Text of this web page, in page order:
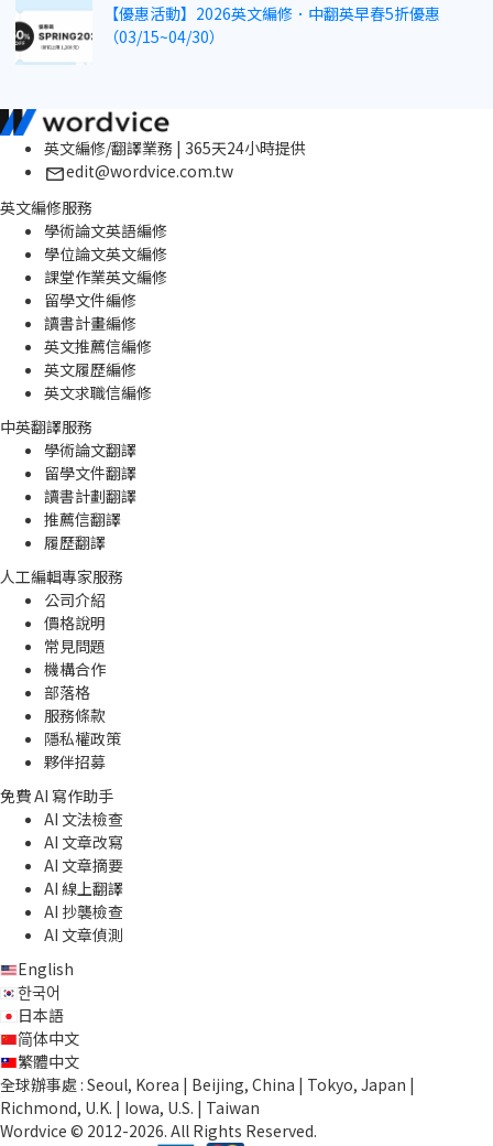
【優惠活動】2026英文編修．中翻英早春5折優惠
（03/15~04/30）
英文編修/翻譯業務 | 365天24小時提供
edit@wordvice.com.tw
英文編修服務
學術論文英語編修
學位論文英文編修
課堂作業英文編修
留學文件編修
讀書計畫編修
英文推薦信編修
英文履歷編修
英文求職信編修
中英翻譯服務
學術論文翻譯
留學文件翻譯
讀書計劃翻譯
推薦信翻譯
履歷翻譯
人工編輯專家服務
公司介紹
價格說明
常見問題
機構合作
部落格
服務條款
隱私權政策
夥伴招募
免費 AI 寫作助手
AI 文法檢查
AI 文章改寫
AI 文章摘要
AI 線上翻譯
AI 抄襲檢查
AI 文章偵測
English
한국어
日本語
简体中文
繁體中文
全球辦事處 : Seoul, Korea | Beijing, China | Tokyo, Japan |
Richmond, U.K. | Iowa, U.S. | Taiwan
Wordvice © 2012-2026. All Rights Reserved.